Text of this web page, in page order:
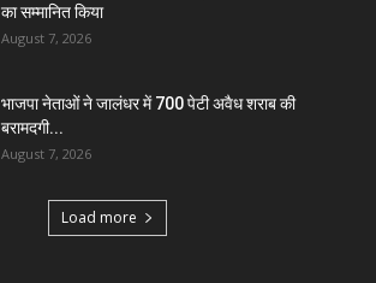
का सम्मानित किया
August 7, 2026
भाजपा नेताओं ने जालंधर में 700 पेटी अवैध शराब की
बरामदगी...
August 7, 2026
Load more